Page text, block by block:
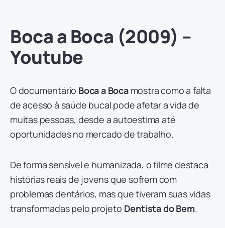
Boca a Boca (2009) –
Youtube
O documentário Boca a Bocamostra como a falta
de acesso à saúde bucal pode afetar a vida de
muitas pessoas, desde a autoestima até
oportunidades no mercado de trabalho.
De forma sensível e humanizada, o filme destaca
histórias reais de jovens que sofrem com
problemas dentários, mas que tiveram suas vidas
transformadas pelo projeto Dentista do Bem.